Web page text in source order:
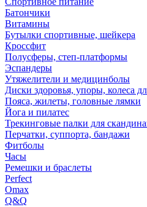
Батончики
Витамины
Бутылки спортивные, шейкера
Кроссфит
Полусферы, степ-платформы
Эспандеры
Утяжелители и медицинболы
Диски здоровья, упоры, колеса
Пояса, жилеты, головные лямки
Йога и пилатес
Трекинговые палки для
Перчатки, суппорта, бандажи
Фитболы
Часы
Ремешки и браслеты
Perfect
Omax
Q&Q